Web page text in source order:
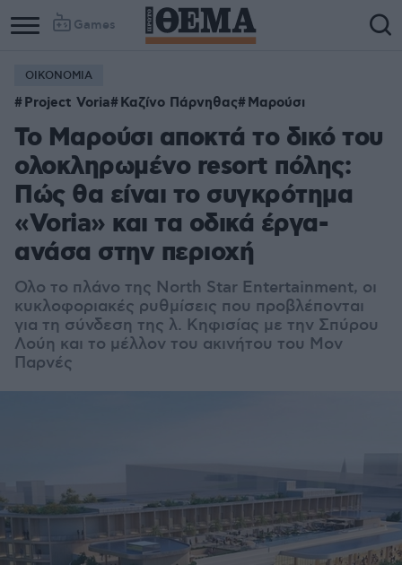
Games
ΟΙΚΟΝΟΜΙΑ
Project Voria Καζίνο Πάρνηθας Μαρούσι
Το Μαρούσι αποκτά το δικό του
ολοκληρωμένο resort πόλης:
Πώς θα είναι το συγκρότημα
«Voria» και τα οδικά έργα-
ανάσα στην περιοχή
Ολο το πλάνο της North Star Entertainment, οι
κυκλοφοριακές ρυθμίσεις που προβλέπονται
για τη σύνδεση της λ. Κηφισίας με την Σπύρου
Λούη και το μέλλον του ακινήτου του Μον
Παρνές